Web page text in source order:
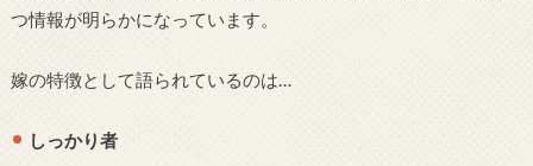
つ情報が明らかになっています。
嫁の特徴として語られているのは…
しっかり者